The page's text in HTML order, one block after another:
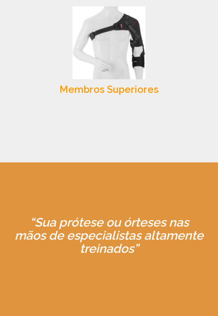
Membros Superiores
“Sua prótese ou órteses nas
mãos de especialistas altamente
treinados”